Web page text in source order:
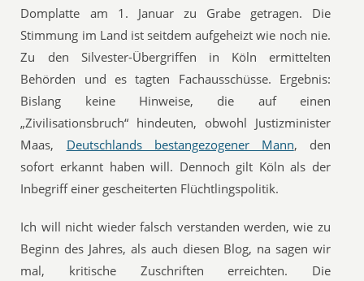
Domplatte am 1. Januar zu Grabe getragen. Die
Stimmung im Land ist seitdem aufgeheizt wie noch nie.
Zu den Silvester-Übergriffen in Köln ermittelten
Behörden und es tagten Fachausschüsse. Ergebnis:
Bislang keine Hinweise, die auf einen
„Zivilisationsbruch“ hindeuten, obwohl Justizminister
Maas, Deutschlands bestangezogener Mann, den
sofort erkannt haben will. Dennoch gilt Köln als der
Inbegriff einer gescheiterten Flüchtlingspolitik.
Ich will nicht wieder falsch verstanden werden, wie zu
Beginn des Jahres, als auch diesen Blog, na sagen wir
mal, kritische Zuschriften erreichten. Die